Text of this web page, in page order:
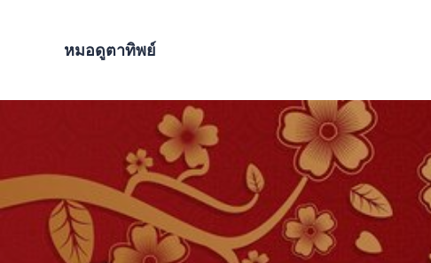
หมอดูตาทิพย์